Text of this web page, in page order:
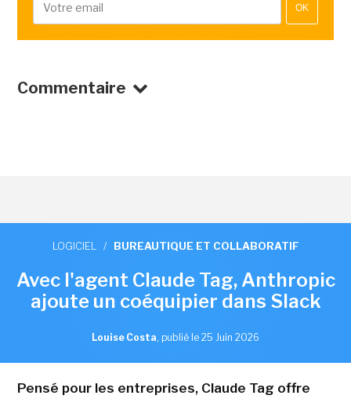
OK
Commentaire
LOGICIEL / BUREAUTIQUE ET COLLABORATIF
Avec l'agent Claude Tag, Anthropic
ajoute un coéquipier dans Slack
Louise Costa, publié le 25 Juin 2026
Pensé pour les entreprises, Claude Tag offre